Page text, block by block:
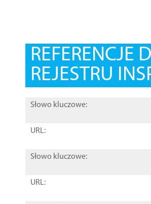
REFERENCJE
REJESTRU
Słowo kluczowe:
URL:
Słowo kluczowe:
URL: